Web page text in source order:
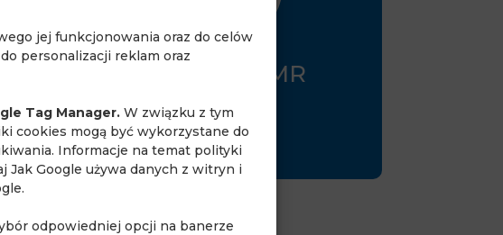
jej funkcjonowania oraz do celów
personalizacji reklam oraz
Tag Manager. W związku z tym
cookies mogą być wykorzystane do
Informacje na temat polityki
Jak Google używa danych z witryn i
.
odpowiedniej opcji na banerze
Ankieta MR